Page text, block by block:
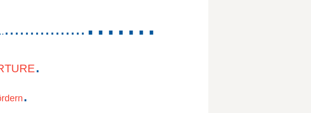
................ .......
.
.